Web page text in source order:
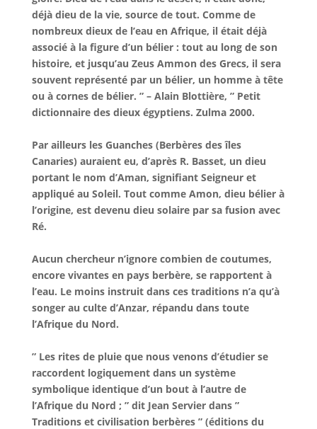
déjà dieu de la vie, source de tout. Comme de
nombreux dieux de l’eau en Afrique, il était déjà
associé à la figure d’un bélier : tout au long de son
histoire, et jusqu’au Zeus Ammon des Grecs, il sera
souvent représenté par un bélier, un homme à tête
ou à cornes de bélier. ” – Alain Blottière, ” Petit
dictionnaire des dieux égyptiens. Zulma 2000.
Par ailleurs les Guanches (Berbères des îles
Canaries) auraient eu, d’après R. Basset, un dieu
portant le nom d’Aman, signifiant Seigneur et
appliqué au Soleil. Tout comme Amon, dieu bélier à
l’origine, est devenu dieu solaire par sa fusion avec
Ré.
Aucun chercheur n’ignore combien de coutumes,
encore vivantes en pays berbère, se rapportent à
l’eau. Le moins instruit dans ces traditions n’a qu’à
songer au culte d’Anzar, répandu dans toute
l’Afrique du Nord.
” Les rites de pluie que nous venons d’étudier se
raccordent logiquement dans un système
symbolique identique d’un bout à l’autre de
l’Afrique du Nord ; ” dit Jean Servier dans ”
Traditions et civilisation berbères ” (éditions du